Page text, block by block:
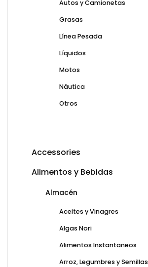
Autos y Camionetas
Grasas
Línea Pesada
Líquidos
Motos
Náutica
Otros
Accessories
Alimentos y Bebidas
Almacén
Aceites y Vinagres
Algas Nori
Alimentos Instantaneos
Arroz, Legumbres y Semillas